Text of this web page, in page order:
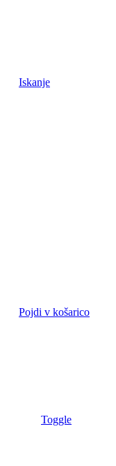
Iskanje
Pojdi v košarico
Toggle